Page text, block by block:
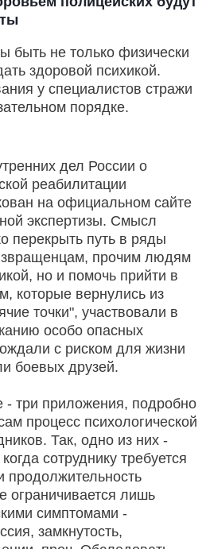
быть не только физически
здоровой психикой.
у специалистов стражи
порядке.
дел России о
реабилитации
на официальном сайте
экспертизы. Смысл
перекрыть путь в ряды
прочим людям
но и помочь прийти в
которые вернулись из
точки", участвовали в
особо опасных
с риском для жизни
боевых друзей.
- три приложения, подробно
процесс психологической
Так, одно из них -
сотруднику требуется
продолжительность
ограничивается лишь
симптомами -
замкнутость,